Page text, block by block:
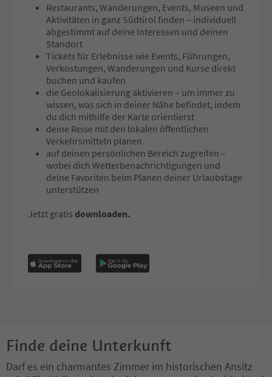
Restaurants, Wanderungen, Events, Museen und
Aktivitäten in ganz Südtirol finden – individuell
abgestimmt auf deine Interessen und deinen
Standort
Tickets für Erlebnisse wie Events, Führungen,
Verkostungen, Wanderungen und Kurse direkt
buchen und kaufen
die Geolokalisierung aktivieren – um immer zu
wissen, was sich in deiner Nähe befindet, indem
du dich mithilfe der Karte orientierst
deine Reise mit den lokalen öffentlichen
Verkehrsmitteln planen
auf deinen persönlichen Bereich zugreifen –
wobei dich Wetterbenachrichtigungen und
deine Favoriten beim Planen deiner Urlaubstage
unterstützen
Jetzt gratis downloaden.
Finde deine Unterkunft
Darf es ein charmantes Zimmer im historischen Ansitz